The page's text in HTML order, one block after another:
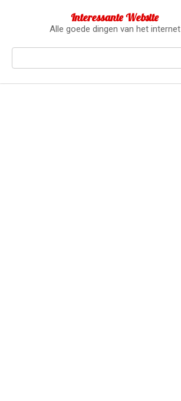
Interessante Website
Alle goede dingen van het internet